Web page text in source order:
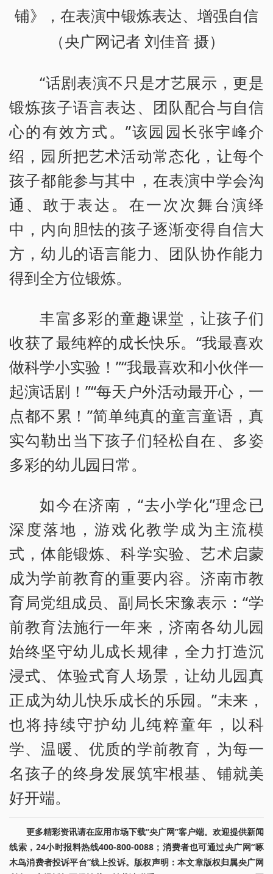
铺》，在表演中锻炼表达、增强自信
（央广网记者 刘佳音 摄）
“话剧表演不只是才艺展示，更是
锻炼孩子语言表达、团队配合与自信
心的有效方式。”该园园长张宇峰介
绍，园所把艺术活动常态化，让每个
孩子都能参与其中，在表演中学会沟
通、敢于表达。在一次次舞台演绎
中，内向胆怯的孩子逐渐变得自信大
方，幼儿的语言能力、团队协作能力
得到全方位锻炼。
丰富多彩的童趣课堂，让孩子们
收获了最纯粹的成长快乐。“我最喜欢
做科学小实验！”“我最喜欢和小伙伴一
起演话剧！”“每天户外活动最开心，一
点都不累！”简单纯真的童言童语，真
实勾勒出当下孩子们轻松自在、多姿
多彩的幼儿园日常。
如今在济南，“去小学化”理念已
深度落地，游戏化教学成为主流模
式，体能锻炼、科学实验、艺术启蒙
成为学前教育的重要内容。济南市教
育局党组成员、副局长宋豫表示：“学
前教育法施行一年来，济南各幼儿园
始终坚守幼儿成长规律，全力打造沉
浸式、体验式育人场景，让幼儿园真
正成为幼儿快乐成长的乐园。”未来，
也将持续守护幼儿纯粹童年，以科
学、温暖、优质的学前教育，为每一
名孩子的终身发展筑牢根基、铺就美
好开端。
更多精彩资讯请在应用市场下载“央广网”客户端。欢迎提供新闻
线索，24小时报料热线400-800-0088；消费者也可通过央广网“啄
木鸟消费者投诉平台”线上投诉。版权声明：本文章版权归属央广网